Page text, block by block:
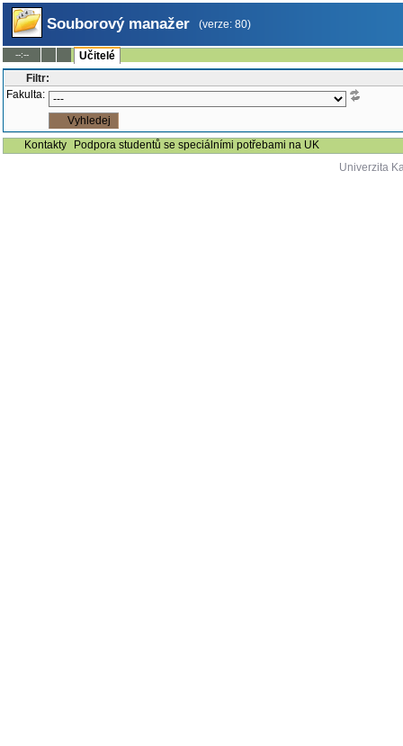
Souborový manažer (verze: 80)
--:--
Učitelé
Filtr:
Fakulta:
Kontakty
Podpora studentů se speciálními potřebami na UK
Univerzita